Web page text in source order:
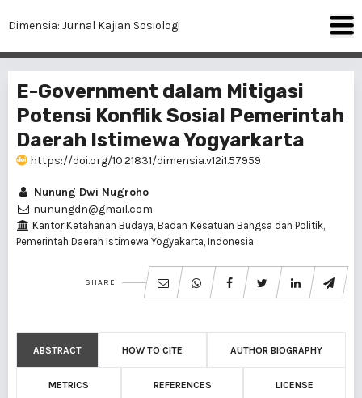
Dimensia: Jurnal Kajian Sosiologi
E-Government dalam Mitigasi
Potensi Konflik Sosial Pemerintah
Daerah Istimewa Yogyarkarta
https://doi.org/10.21831/dimensia.v12i1.57959
Nunung Dwi Nugroho
nunungdn@gmail.com
Kantor Ketahanan Budaya, Badan Kesatuan Bangsa dan Politik,
Pemerintah Daerah Istimewa Yogyakarta, Indonesia
SHARE
ABSTRACT HOW TO CITE AUTHOR BIOGRAPHY
METRICS REFERENCES LICENSE